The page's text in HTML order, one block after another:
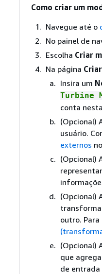
Como criar um
Navegue até o
No painel de
Escolha Criar
Na página
Insira um
Turbine
conta
(Opcional)
usuário.
externos no
(Opcional)
(Opcional)
outro.
(Opcional)
que
de entrada